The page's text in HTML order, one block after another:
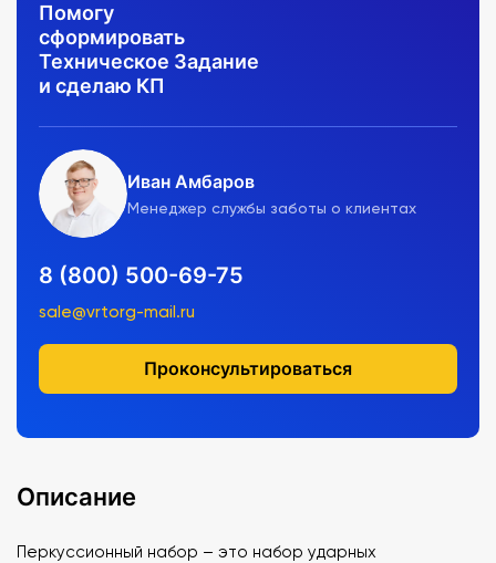
Помогу
сформировать
Техническое Задание
и сделаю КП
Иван Амбаров
Менеджер службы заботы о клиентах
8 (800) 500-69-75
sale@vrtorg-mail.ru
Проконсультироваться
Описание
Перкуссионный набор – это набор ударных